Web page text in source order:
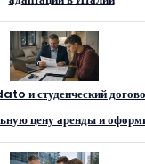
и студенческий
цену аренды и